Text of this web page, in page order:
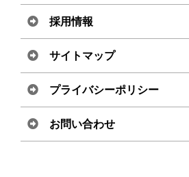
採用情報
サイトマップ
プライバシーポリシー
お問い合わせ